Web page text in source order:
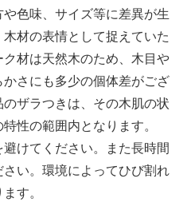
色味、サイズ等に差異が生
材の表情として捉えていた
材は天然木のため、木目や
さにも多少の個体差がござ
ザラつきは、その木肌の状
性の範囲内となります。
けてください。また長時間
い。環境によってひび割れ
す。